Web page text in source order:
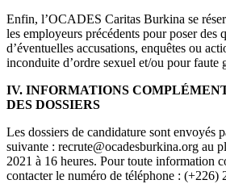
Enfin, l’OCADES Caritas Burkina se
les employeurs précédents pour poser des
d’éventuelles accusations, enquêtes ou
inconduite d’ordre sexuel et/ou pour faute
IV. INFORMATIONS
DES DOSSIERS
Les dossiers de candidature sont envoyés
suivante : recrute@ocadesburkina.org au
2021 à 16 heures. Pour toute information
contacter le numéro de téléphone : (+226)